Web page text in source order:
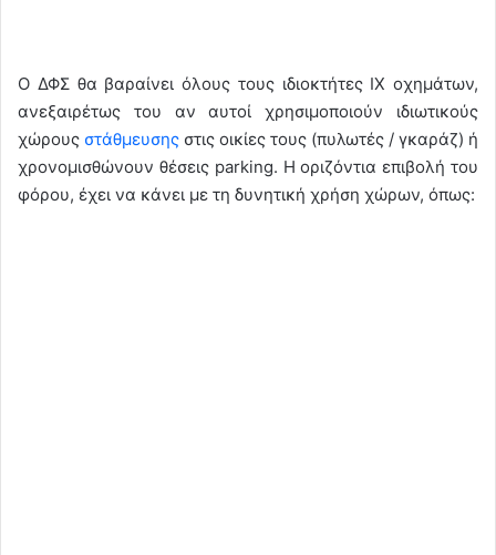
Ο ΔΦΣ θα βαραίνει όλους τους ιδιοκτήτες ΙΧ οχημάτων,
ανεξαιρέτως του αν αυτοί χρησιμοποιούν ιδιωτικούς
χώρους στάθμευσης στις οικίες τους (πυλωτές / γκαράζ) ή
χρονομισθώνουν θέσεις parking. Η οριζόντια επιβολή του
φόρου, έχει να κάνει με τη δυνητική χρήση χώρων, όπως: